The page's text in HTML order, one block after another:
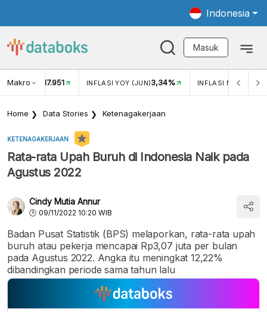
Indonesia
Masuk
Makro
USD/IDR 17.951 INFLASI YOY (JUN)3,34% INFLASI MOM (MEI)
Home Data Stories Ketenagakerjaan
KETENAGAKERJAAN
Rata-rata Upah Buruh di Indonesia Naik pada
Agustus 2022
Cindy Mutia Annur
09/11/2022 10:20 WIB
Badan Pusat Statistik (BPS) melaporkan, rata-rata upah
buruh atau pekerja mencapai Rp3,07 juta per bulan
pada Agustus 2022. Angka itu meningkat 12,22%
dibandingkan periode sama tahun lalu